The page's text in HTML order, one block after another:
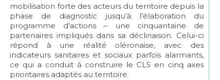
mobilisation forte des acteurs du territoire depuis la
phase de diagnostic jusqu’à l’élaboration du
programme d’actions – une cinquantaine de
partenaires impliqués dans sa déclinaison. Celui-ci
répond à une réalité oléronaise, avec des
indicateurs sanitaires et sociaux parfois alarmants,
ce qui a conduit à construire le CLS en cinq axes
prioritaires adaptés au territoire.